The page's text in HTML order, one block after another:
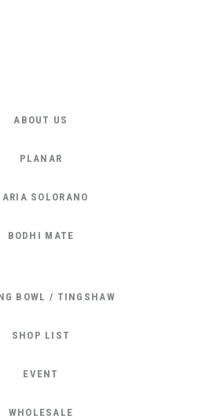
ABOUT US
PLANAR
SOLORANO
BODHI MATE
BOWL / TINGSHAW
SHOP LIST
EVENT
WHOLESALE